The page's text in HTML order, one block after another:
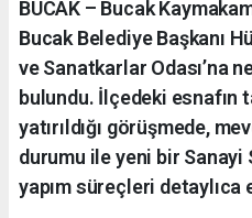
BUCAK – Bucak
Bucak Belediye Başkanı
ve Sanatkarlar Odası’na
bulundu. İlçedeki esnafın
yatırıldığı görüşmede,
durumu ile yeni bir
yapım süreçleri detaylıca